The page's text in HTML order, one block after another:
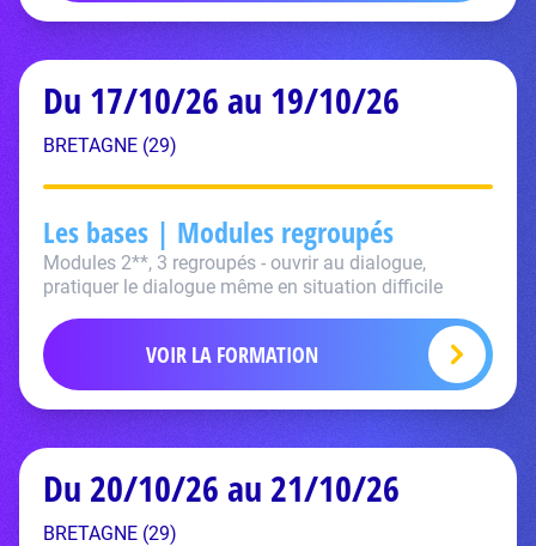
Du 17/10/26 au 19/10/26
BRETAGNE (29)
Les bases | Modules regroupés
Modules 2**, 3 regroupés - ouvrir au dialogue,
pratiquer le dialogue même en situation difficile
VOIR LA FORMATION
Du 20/10/26 au 21/10/26
BRETAGNE (29)